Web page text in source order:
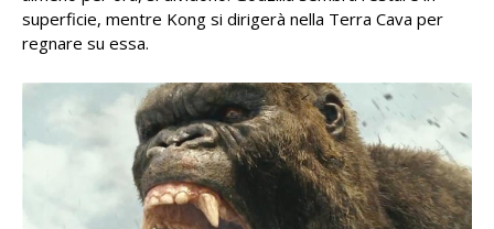
superficie, mentre Kong si dirigerà nella Terra Cava per
regnare su essa.